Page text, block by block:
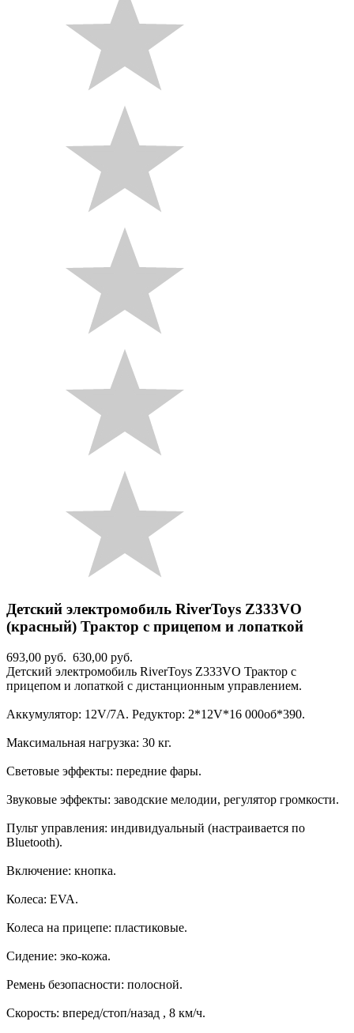
Детский электромобиль RiverToys Z333VO
(красный) Трактор с прицепом и лопаткой
693,00 руб. 630,00 руб.
Детский электромобиль RiverToys Z333VO Трактор с
прицепом и лопаткой с дистанционным управлением.
Аккумулятор: 12V/7А. Редуктор: 2*12V*16 000об*390.
Максимальная нагрузка: 30 кг.
Световые эффекты: передние фары.
Звуковые эффекты: заводские мелодии, регулятор громкости.
Пульт управления: индивидуальный (настраивается по
Bluetooth).
Включение: кнопка.
Колеса: EVA.
Колеса на прицепе: пластиковые.
Сидение: эко-кожа.
Ремень безопасности: полосной.
Скорость: вперед/стоп/назад , 8 км/ч.